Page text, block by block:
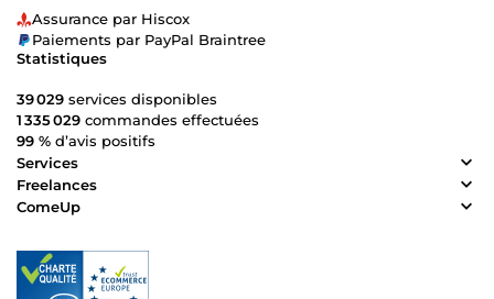
Assurance par Hiscox
Paiements par PayPal Braintree
Statistiques
39 029 services disponibles
1 335 029 commandes effectuées
99 % d’avis positifs
Services
Freelances
ComeUp